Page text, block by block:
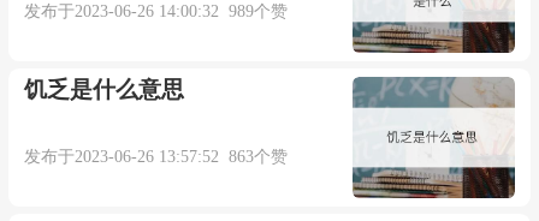
发布于2023-06-26 14:00:32 989个赞
饥乏是什么意思
发布于2023-06-26 13:57:52 863个赞